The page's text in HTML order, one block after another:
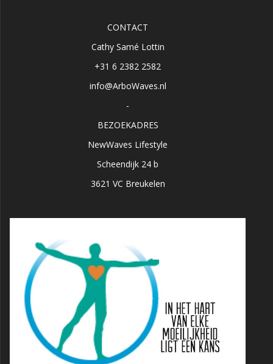
CONTACT
Cathy Samé Lottin
+31 6 2382 2582
info@ArboWaves.nl
-
BEZOEKADRES
NewWaves Lifestyle
Scheendijk 24 b
3621 VC Breukelen